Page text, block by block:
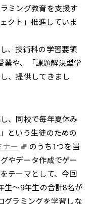
ミング教育を支援す
クト」推進していま
、技術科の学習要領
や、「課題解決型学
、提供してきまし
、同校で毎年夏休み
という生徒のための
ナー
のうち1つを当
やデータ作成でゲー
テーマとして、今回
生〜9年生の合計8名が
グラミングを学習しな